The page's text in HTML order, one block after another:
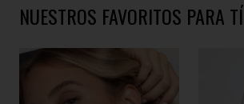
NUESTROS FAVORITOS PARA TÍ